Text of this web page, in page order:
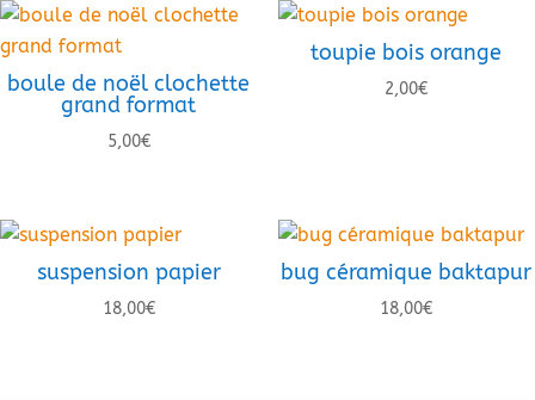
boule de noël clochette
grand format
5,00€
toupie bois orange
2,00€
suspension papier
18,00€
bug céramique baktapur
18,00€